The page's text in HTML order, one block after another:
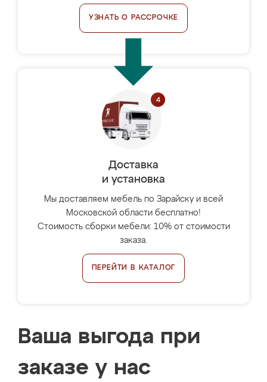
УЗНАТЬ О РАССРОЧКЕ
Доставка
и установка
Мы доставляем мебель по Зарайску и всей
Московской области бесплатно!
Стоимость сборки мебели: 10% от стоимости
заказа.
ПЕРЕЙТИ В КАТАЛОГ
Ваша выгода при
заказе у нас